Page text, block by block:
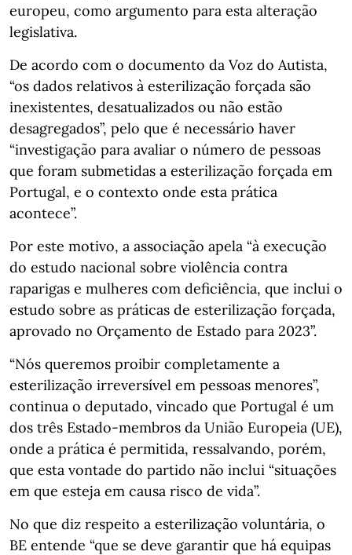
europeu, como argumento para esta alteração
legislativa.
De acordo com o documento da Voz do Autista,
“os dados relativos à esterilização forçada são
inexistentes, desatualizados ou não estão
desagregados”, pelo que é necessário haver
“investigação para avaliar o número de pessoas
que foram submetidas a esterilização forçada em
Portugal, e o contexto onde esta prática
acontece”.
Por este motivo, a associação apela “à execução
do estudo nacional sobre violência contra
raparigas e mulheres com deficiência, que inclui o
estudo sobre as práticas de esterilização forçada,
aprovado no Orçamento de Estado para 2023”.
“Nós queremos proibir completamente a
esterilização irreversível em pessoas menores”,
continua o deputado, vincado que Portugal é um
dos três Estado-membros da União Europeia (UE),
onde a prática é permitida, ressalvando, porém,
que esta vontade do partido não inclui “situações
em que esteja em causa risco de vida”.
No que diz respeito a esterilização voluntária, o
BE entende “que se deve garantir que há equipas